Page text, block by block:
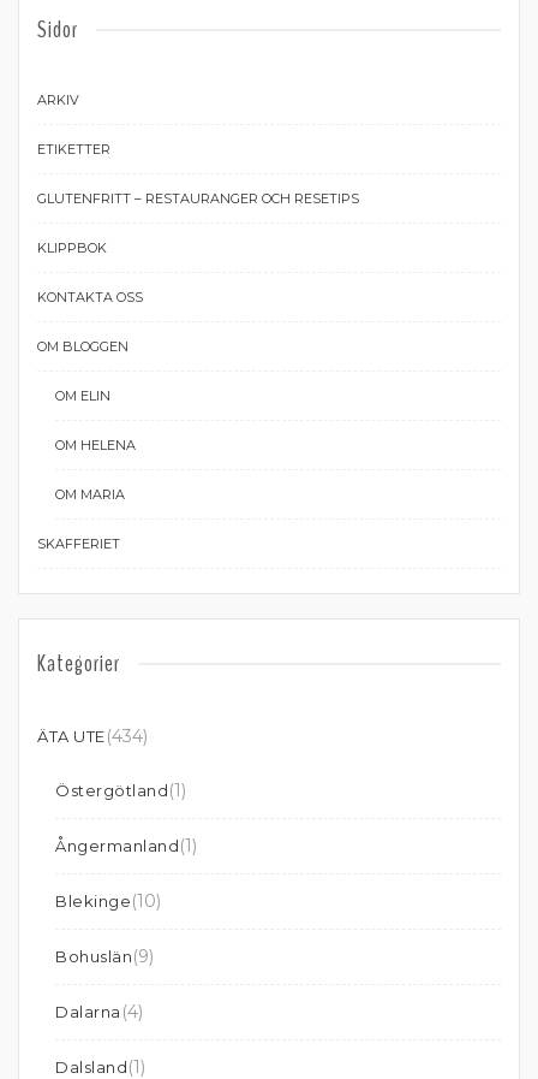
Sidor
ARKIV
ETIKETTER
GLUTENFRITT – RESTAURANGER OCH RESETIPS
KLIPPBOK
KONTAKTA OSS
OM BLOGGEN
OM ELIN
OM HELENA
OM MARIA
SKAFFERIET
Kategorier
ÄTA UTE(434)
Östergötland(1)
Ångermanland(1)
Blekinge(10)
Bohuslän(9)
Dalarna (4)
Dalsland(1)